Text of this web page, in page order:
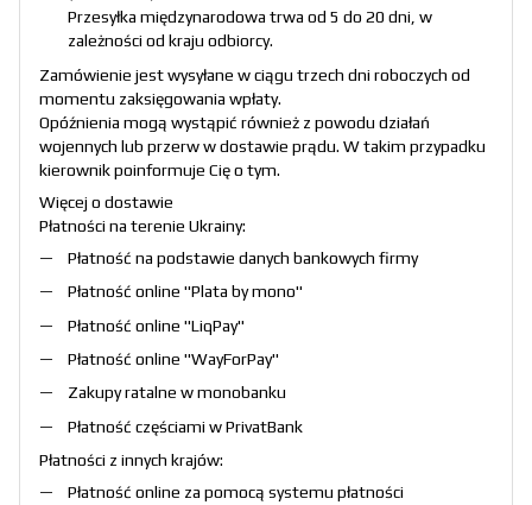
Przesyłka międzynarodowa trwa od 5 do 20 dni, w
zależności od kraju odbiorcy.
Zamówienie jest wysyłane w ciągu trzech dni roboczych od
momentu zaksięgowania wpłaty.
Opóźnienia mogą wystąpić również z powodu działań
wojennych lub przerw w dostawie prądu. W takim przypadku
kierownik poinformuje Cię o tym.
Więcej o dostawie
Płatności na terenie Ukrainy:
Płatność na podstawie danych bankowych firmy
Płatność online "Plata by mono"
Płatność online "LiqPay"
Płatność online "WayForPay"
Zakupy ratalne w monobanku
Płatność częściami w PrivatBank
Płatności z innych krajów:
Płatność online za pomocą systemu płatności